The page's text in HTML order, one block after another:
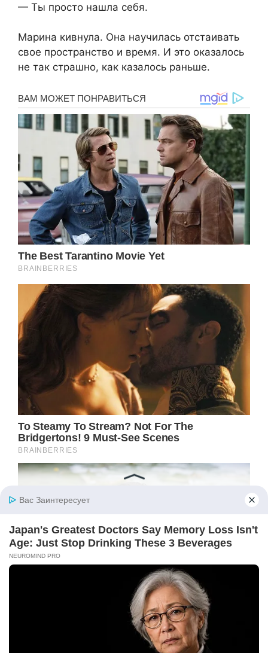
— Ты просто нашла себя.
Марина кивнула. Она научилась отстаивать
свое пространство и время. И это оказалось
не так страшно, как казалось раньше.